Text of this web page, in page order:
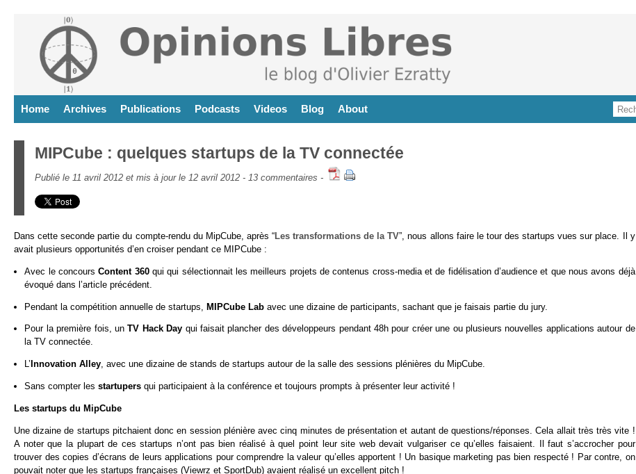
Home Archives Publications Podcasts Videos Blog About
MIPCube : quelques startups de la TV connectée
Publié le 11 avril 2012 et mis à jour le 12 avril 2012 - 13 commentaires -
Dans cette seconde partie du compte-rendu du MipCube, après “Les transformations de la TV”, nous allons faire le tour des startups vues sur place. Il y
avait plusieurs opportunités d’en croiser pendant ce MIPCube :
Avec le concoursContent 360qui qui sélectionnait les meilleurs projets de contenus cross-media et de fidélisation d’audience et que nous avons déjà
évoqué dans l’article précédent.
Pendant la compétition annuelle de startups,MIPCube Labavec une dizaine de participants, sachant que je faisais partie du jury.
Pour la première fois, unTV Hack Day qui faisait plancher des développeurs pendant 48h pour créer une ou plusieurs nouvelles applications autour de
la TV connectée.
L’ Innovation Alley, avec une dizaine de stands de startups autour de la salle des sessions plénières du MipCube.
Sans compter lesstartupersqui participaient à la conférence et toujours prompts à présenter leur activité !
Les startups du MipCube
Une dizaine de startups pitchaient donc en session plénière avec cinq minutes de présentation et autant de questions/réponses. Cela allait très très vite !
A noter que la plupart de ces startups n’ont pas bien réalisé à quel point leur site web devait vulgariser ce qu’elles faisaient. Il faut s’accrocher pour
trouver des copies d’écrans de leurs applications pour comprendre la valeur qu’elles apportent ! Un basique marketing pas bien respecté ! Par contre, on
pouvait noter que les startups françaises (Viewrz et SportDub) avaient réalisé un excellent pitch !